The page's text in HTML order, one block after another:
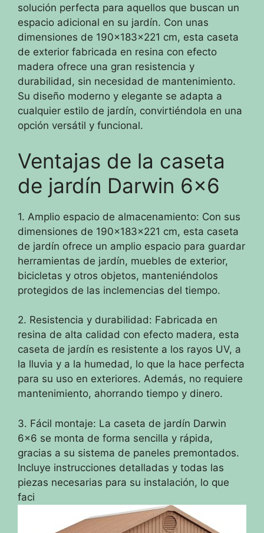
solución perfecta para aquellos que buscan un
espacio adicional en su jardín. Con unas
dimensiones de 190x183x221 cm, esta caseta
de exterior fabricada en resina con efecto
madera ofrece una gran resistencia y
durabilidad, sin necesidad de mantenimiento.
Su diseño moderno y elegante se adapta a
cualquier estilo de jardín, convirtiéndola en una
opción versátil y funcional.
Ventajas de la caseta
de jardín Darwin 6×6
1. Amplio espacio de almacenamiento: Con sus
dimensiones de 190x183x221 cm, esta caseta
de jardín ofrece un amplio espacio para guardar
herramientas de jardín, muebles de exterior,
bicicletas y otros objetos, manteniéndolos
protegidos de las inclemencias del tiempo.
2. Resistencia y durabilidad: Fabricada en
resina de alta calidad con efecto madera, esta
caseta de jardín es resistente a los rayos UV, a
la lluvia y a la humedad, lo que la hace perfecta
para su uso en exteriores. Además, no requiere
mantenimiento, ahorrando tiempo y dinero.
3. Fácil montaje: La caseta de jardín Darwin
6×6 se monta de forma sencilla y rápida,
gracias a su sistema de paneles premontados.
Incluye instrucciones detalladas y todas las
piezas necesarias para su instalación, lo que
faci